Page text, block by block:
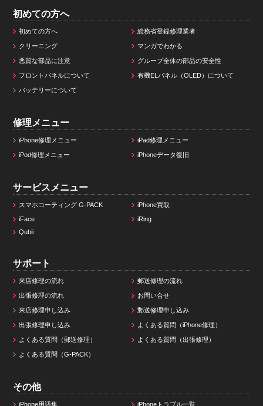
初めての方へ
初めての方へ 総務省登録修理業者
クリーニング マンガでわかる
悪質な部品に注意 グループ全体の部品の安全性
フロントパネルについて 有機ELパネル（OLED）について
バッテリーについて
修理メニュー
iPhone修理メニュー iPad修理メニュー
iPod修理メニュー iPhoneデータ復旧
サービスメニュー
スマホコーティング G-PACK
iPhone買取
iFace
iRing
Qubii
サポート
来店修理の流れ 郵送修理の流れ
出張修理の流れ お問い合せ
来店修理申し込み 郵送修理申し込み
出張修理申し込み よくある質問（iPhone修理）
よくある質問（郵送修理） よくある質問（出張修理）
よくある質問（G-PACK）
その他
iPhone用語集 iPhoneトラブル一覧